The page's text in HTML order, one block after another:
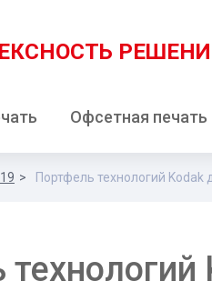
Офсетная печать
Портфель технологий Kodak